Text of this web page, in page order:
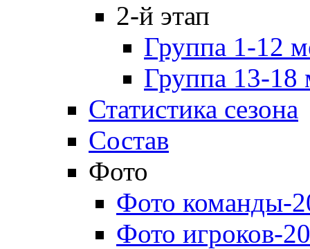
2-й этап
Группа 1-12
Группа 13-18
Статистика сезона
Состав
Фото
Фото команды-
Фото игроков-